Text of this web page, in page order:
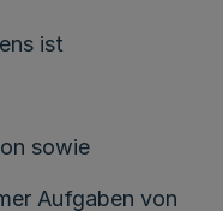
ist
sowie
Aufgaben von